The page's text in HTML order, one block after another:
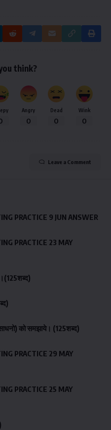
think?
Angry
0
Dead
0
Wink
0
Leave a Comment
PRACTICE 9 JUN ANSWER
PRACTICE 23 MAY
को समझाये। (125शब्द)
PRACTICE 29 MAY
PRACTICE 25 MAY